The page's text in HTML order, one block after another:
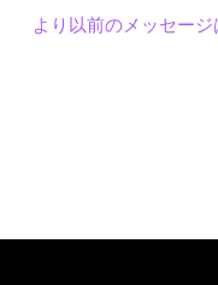
より以前のメッセー